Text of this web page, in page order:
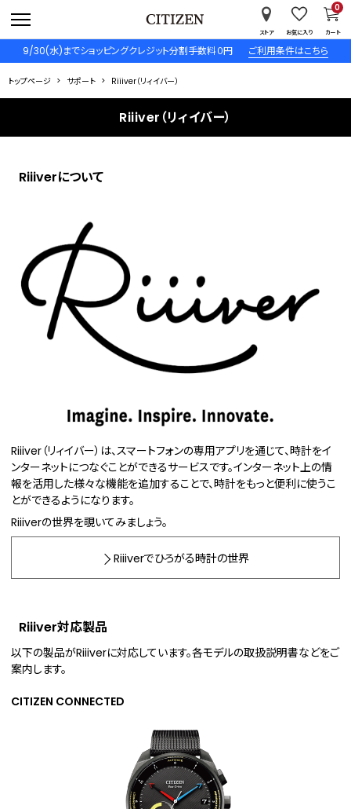
9/30(水)までショッピングクレジット分割手数料０円 ご利用条件はこちら
ストア お気に入り カート
0
トップページ サポート Riiiver（リィイバー）
Riiiver（リィイバー）
Riiiverについて
Riiiver（リィイバー）は、スマートフォンの専用アプリを通じて、時計をイ
ンターネットにつなぐことができるサービスです。インターネット上の情
報を活用した様々な機能を追加することで、時計をもっと便利に使うこ
とができるようになります。
Riiiverの世界を覗いてみましょう。
Riiiverでひろがる時計の世界
Riiiver対応製品
以下の製品がRiiiverに対応しています。各モデルの取扱説明書などをご
案内します。
CITIZEN CONNECTED